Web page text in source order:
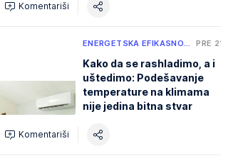
Komentariši
ENERGETSKA EFIKASNO… PRE 21 H
Kako da se rashladimo, a i
uštedimo: Podešavanje
temperature na klimama
nije jedina bitna stvar
Komentariši